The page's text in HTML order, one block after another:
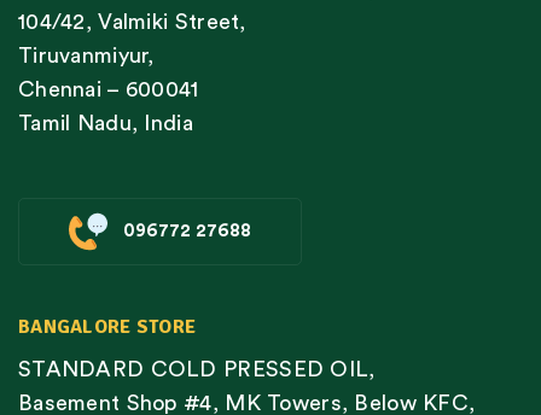
104/42, Valmiki Street,
Tiruvanmiyur,
Chennai – 600041
Tamil Nadu, India
096772 27688
BANGALORE STORE
STANDARD COLD PRESSED OIL,
Basement Shop #4, MK Towers, Below KFC,